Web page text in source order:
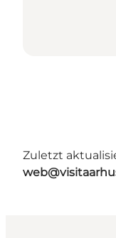
Zuletzt